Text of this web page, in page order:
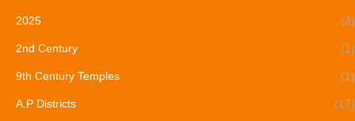
2025 (3)
2nd Century (1)
9th Century Temples (1)
A.P Districts (17)